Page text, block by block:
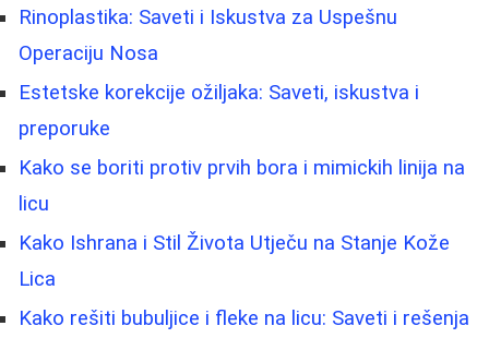
Rinoplastika: Saveti i Iskustva za Uspešnu
Operaciju Nosa
Estetske korekcije ožiljaka: Saveti, iskustva i
preporuke
Kako se boriti protiv prvih bora i mimickih linija na
licu
Kako Ishrana i Stil Života Utječu na Stanje Kože
Lica
Kako rešiti bubuljice i fleke na licu: Saveti i rešenja